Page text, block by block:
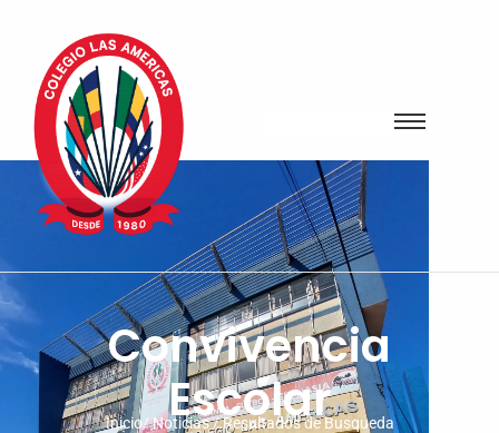
Convivencia
Escolar
Inicio/ Noticias / Resultados de Busqueda